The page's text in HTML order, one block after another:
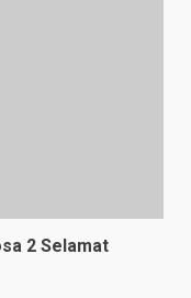
2 Selamat